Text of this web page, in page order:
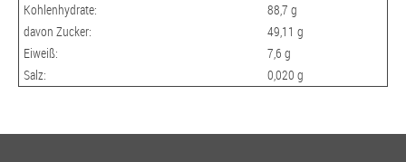
Kohlenhydrate:
88,7 g
davon Zucker:
49,11 g
Eiweiß:
7,6 g
Salz:
0,020 g